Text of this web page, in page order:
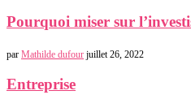
Pourquoi miser sur
par Mathilde dufour juillet 26, 2022
Entreprise